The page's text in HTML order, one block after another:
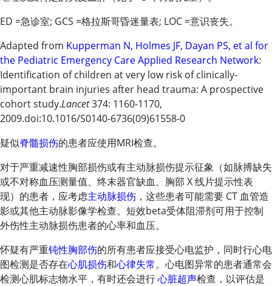
ED =急诊室; GCS =格拉斯哥昏迷量表; LOC =意识丧失。
Adapted from Kupperman N, Holmes JF, Dayan PS, et al for
the Pediatric Emergency Care Applied Research Network:
Identification of children at very low risk of clinically-
important brain injuries after head trauma: A prospective
cohort study.Lancet374: 1160-1170,
2009.doi:10.1016/S0140-6736(09)61558-0
疑似脊髓损伤的患者应使用MRI检查。
对于严重减速性胸部损伤或有主动脉损伤提示征象（如脉搏缺失
或不对称血压测量值、终末器官缺血、胸部 X 线片提示性表
现）的患者，应考虑主动脉损伤 ，这些患者可能需要 CT 血管造
影或其他主动脉影像学检查。短效beta受体阻滞剂可用于控制
外伤性主动脉损伤患者的心率和血压。
怀疑有严重钝性胸部伤的所有患者应接受心电监护，同时行心电
图检测是否存在心肌损伤和心律失常。心电图异常的患者通常会
检测心肌标志物水平，有时还会进行心脏超声检查，以评估是